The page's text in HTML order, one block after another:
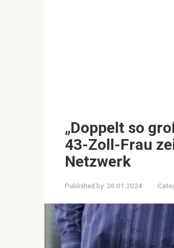
„Doppelt so
43-Zoll-Frau
Netzwerk
Published by: 26.01.2024